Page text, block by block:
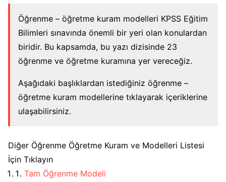
Öğrenme – öğretme kuram modelleri KPSS Eğitim
Bilimleri sınavında önemli bir yeri olan konulardan
biridir. Bu kapsamda, bu yazı dizisinde 23
öğrenme ve öğretme kuramına yer vereceğiz.
Aşağıdaki başlıklardan istediğiniz öğrenme –
öğretme kuram modellerine tıklayarak içeriklerine
ulaşabilirsiniz.
Diğer Öğrenme Öğretme Kuram ve Modelleri Listesi
İçin Tıklayın
Tam Öğrenme Modeli